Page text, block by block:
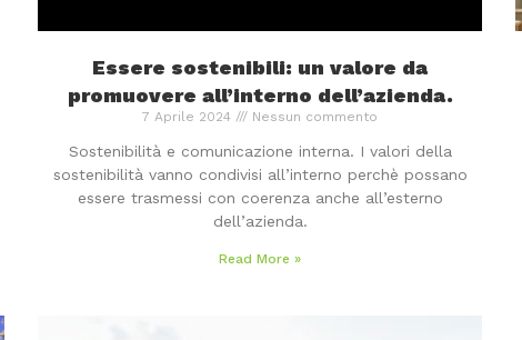
Essere sostenibili: un valore da
promuovere all’interno dell’azienda.
7 Aprile 2024 Nessun commento
Sostenibilità e comunicazione interna. I valori della
sostenibilità vanno condivisi all’interno perchè possano
essere trasmessi con coerenza anche all’esterno
dell’azienda.
Read More »